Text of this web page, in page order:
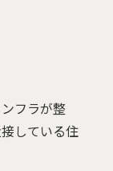
フラが整
している住